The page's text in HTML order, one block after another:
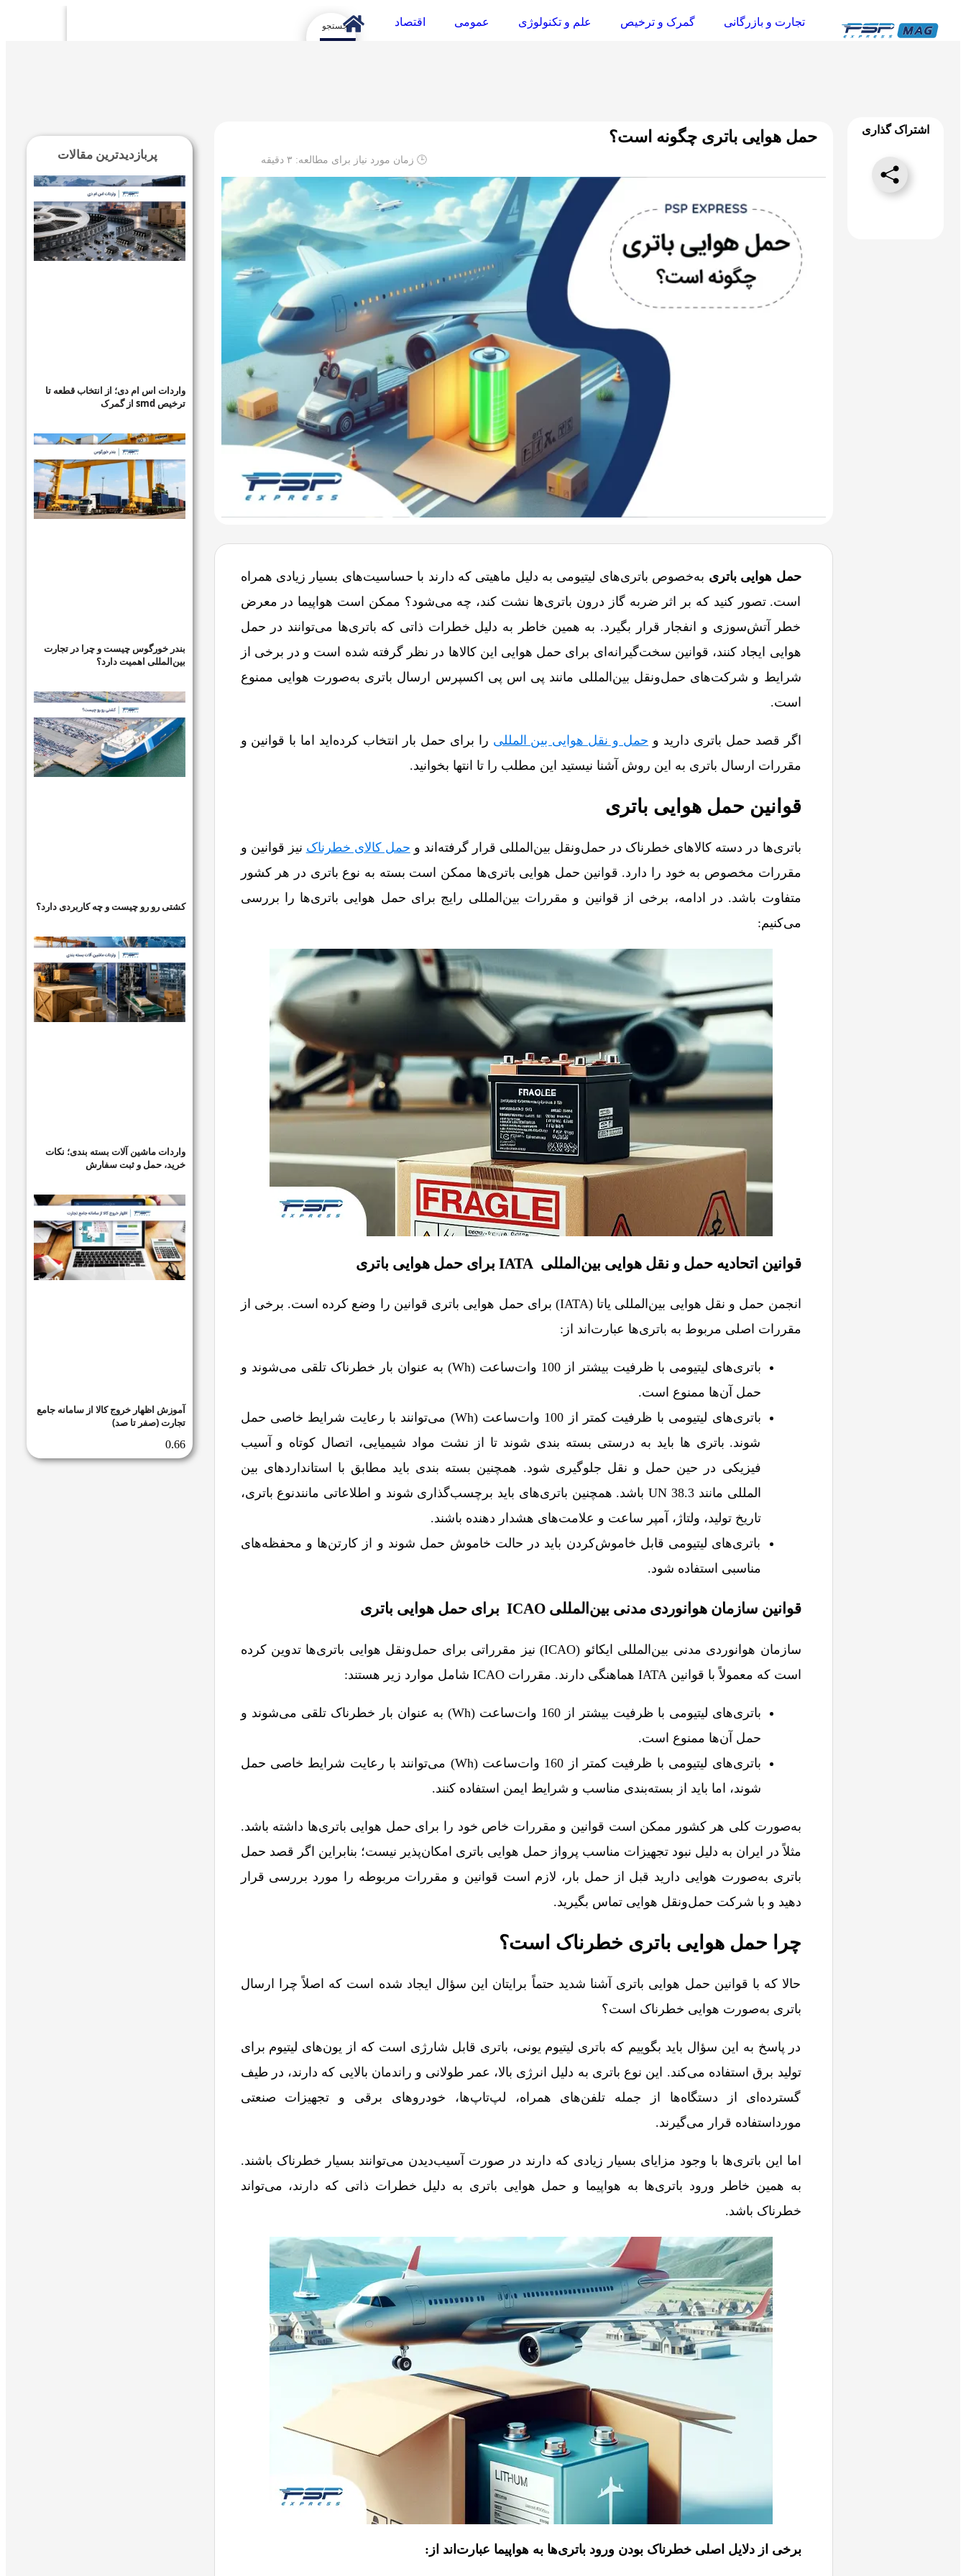
تجارت و بازرگانی گمرک و ترخیص علم و تکنولوژی عمومی اقتصاد
اشتراک گذاری حمل هوایی باتری چگونه است؟
🕒 زمان مورد نیاز برای مطالعه: ۳دقیقه
حمل هوایی باتری به‌خصوص باتری‌های لیتیومی به دلیل ماهیتی که دارند با حساسیت‌های بسیار زیادی همراه
است. تصور کنید که بر اثر ضربه گاز درون باتری‌ها نشت کند، چه می‌شود؟ ممکن است هواپیما در معرض
خطر آتش‌سوزی و انفجار قرار بگیرد. به همین خاطر به دلیل خطرات ذاتی که باتری‌ها می‌توانند در حمل
هوایی ایجاد کنند، قوانین سخت‌گیرانه‌ای برای حمل هوایی این کالاها در نظر گرفته شده است و در برخی از
شرایط و شرکت‌های حمل‌ونقل بین‌المللی مانند پی اس پی اکسپرس ارسال باتری به‌صورت هوایی ممنوع
است.
اگر قصد حمل باتری دارید و حمل و نقل هوایی بین المللی را برای حمل بار انتخاب کرده‌اید اما با قوانین و
مقررات ارسال باتری به این روش آشنا نیستید این مطلب را تا انتها بخوانید.
قوانین حمل هوایی باتری
باتری‌ها در دسته کالاهای خطرناک در حمل‌ونقل بین‌المللی قرار گرفته‌اند و حمل کالای خطرناک نیز قوانین و
مقررات مخصوص به خود را دارد. قوانین حمل هوایی باتری‌ها ممکن است بسته به نوع باتری در هر کشور
متفاوت باشد. در ادامه، برخی از قوانین و مقررات بین‌المللی رایج برای حمل هوایی باتری‌ها را بررسی
می‌کنیم:
قوانین اتحادیه حمل و نقل هوایی بین‌المللی IATA برای حمل هوایی باتری
انجمن حمل و نقل هوایی بین‌المللی یاتا (IATA) برای حمل هوایی باتری قوانین را وضع کرده است. برخی از
مقررات اصلی مربوط به باتری‌ها عبارت‌اند از:
باتری‌های لیتیومی با ظرفیت بیشتر از 100 وات‌ساعت (Wh) به عنوان بار خطرناک تلقی می‌شوند و
حمل آن‌ها ممنوع است.
باتری‌های لیتیومی با ظرفیت کمتر از 100 وات‌ساعت (Wh) می‌توانند با رعایت شرایط خاصی حمل
شوند. باتری ها باید به درستی بسته بندی شوند تا از نشت مواد شیمیایی، اتصال کوتاه و آسیب
فیزیکی در حین حمل و نقل جلوگیری شود. همچنین بسته بندی باید مطابق با استانداردهای بین
المللی مانند UN 38.3 باشد. همچنین باتری‌های باید برچسب‌گذاری شوند و اطلاعاتی مانندنوع باتری،
تاریخ تولید، ولتاژ، آمپر ساعت و علامت‌های هشدار دهنده باشند.
باتری‌های لیتیومی قابل خاموش‌کردن باید در حالت خاموش حمل شوند و از کارتن‌ها و محفظه‌های
مناسبی استفاده شود.
قوانین سازمان هوانوردی مدنی بین‌المللی ICAO برای حمل هوایی باتری
سازمان هوانوردی مدنی بین‌المللی ایکائو (ICAO) نیز مقرراتی برای حمل‌ونقل هوایی باتری‌ها تدوین کرده
است که معمولاً با قوانین IATA هماهنگی دارند. مقررات ICAO شامل موارد زیر هستند:
باتری‌های لیتیومی با ظرفیت بیشتر از 160 وات‌ساعت (Wh) به عنوان بار خطرناک تلقی می‌شوند و
حمل آن‌ها ممنوع است.
باتری‌های لیتیومی با ظرفیت کمتر از 160 وات‌ساعت (Wh) می‌توانند با رعایت شرایط خاصی حمل
شوند، اما باید از بسته‌بندی مناسب و شرایط ایمن استفاده کنند.
به‌صورت کلی هر کشور ممکن است قوانین و مقررات خاص خود را برای حمل هوایی باتری‌ها داشته باشد.
مثلاً در ایران به دلیل نبود تجهیزات مناسب پرواز حمل هوایی باتری امکان‌پذیر نیست؛ بنابراین اگر قصد حمل
باتری به‌صورت هوایی دارید قبل از حمل بار، لازم است قوانین و مقررات مربوطه را مورد بررسی قرار
دهید و با شرکت حمل‌ونقل هوایی تماس بگیرید.
چرا حمل هوایی باتری خطرناک است؟
حالا که با قوانین حمل هوایی باتری آشنا شدید حتماً برایتان این سؤال ایجاد شده است که اصلاً چرا ارسال
باتری به‌صورت هوایی خطرناک است؟
در پاسخ به این سؤال باید بگوییم که باتری لیتیوم یونی، باتری‌ قابل شارژی است که از یون‌های لیتیوم برای
تولید برق استفاده می‌کند. این نوع باتری به دلیل انرژی بالا، عمر طولانی و راندمان بالایی که دارند، در طیف
گسترده‌ای از دستگاه‌ها از جمله تلفن‌های همراه، لپ‌تاپ‌ها، خودروهای برقی و تجهیزات صنعتی
مورداستفاده قرار می‌گیرند.
اما این باتری‌ها با وجود مزایای بسیار زیادی که دارند در صورت آسیب‌دیدن می‌توانند بسیار خطرناک باشند.
به همین خاطر ورود باتری‌ها به هواپیما و حمل هوایی باتری به دلیل خطرات ذاتی که دارند، می‌تواند
خطرناک باشد.
برخی از دلایل اصلی خطرناک بودن ورود باتری‌ها به هواپیما عبارت‌اند از :
پربازدیدترین مقالات
واردات اس ام دی؛ از انتخاب قطعه تا
ترخیص smd از گمرک
بندر خورگوس چیست و چرا در تجارت
بین‌المللی اهمیت دارد؟
کشتی رو رو چیست و چه کاربردی دارد؟
واردات ماشین آلات بسته بندی؛ نکات
خرید، حمل و ثبت سفارش
آموزش اظهار خروج کالا از سامانه جامع
تجارت (صفر تا صد)